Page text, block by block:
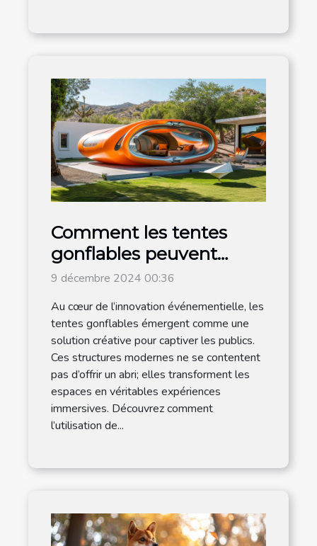
Comment les tentes
gonflables peuvent
dynamiser vos
9 décembre 2024 00:36
Au cœur de l’innovation événementielle, les
tentes gonflables émergent comme une
solution créative pour captiver les publics.
Ces structures modernes ne se contentent
pas d’offrir un abri; elles transforment les
espaces en véritables expériences
immersives. Découvrez comment
l’utilisation de...